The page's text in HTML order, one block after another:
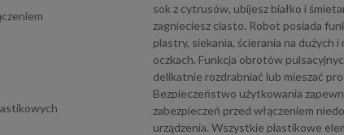
sok z cytrusów, ubijesz białko i
zagnieciesz ciasto. Robot posiada
plastry, siekania, ścierania na dużych i
oczkach. Funkcja obrotów
delikatnie rozdrabniać lub mieszać
Bezpieczeństwo użytkowania
zabezpieczeń przed włączeniem
urządzenia. Wszystkie plastikowe